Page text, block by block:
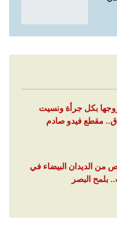
بكل جرأة ونسيت
مقطع فيدو صادم
من الديدان البيضاء في
البصر